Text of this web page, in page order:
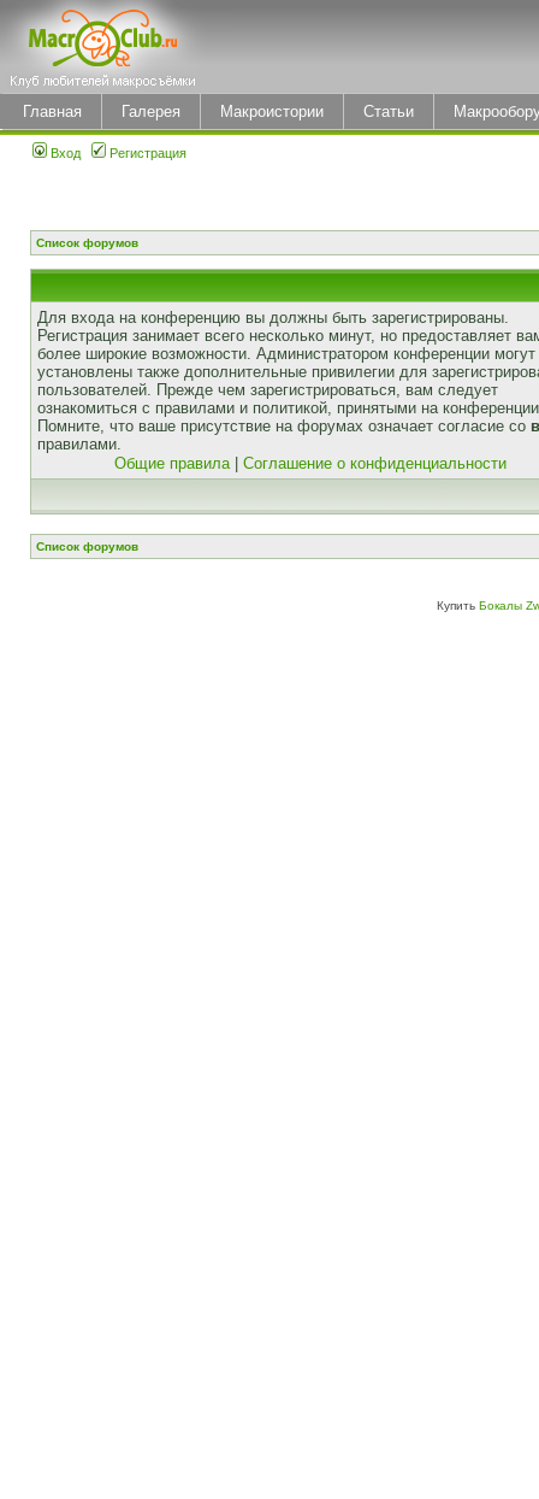
Главная Галерея Макроистории Статьи
Вход Регистрация
Список форумов
Для входа на конференцию вы должны быть зарегистрированы.
Регистрация занимает всего несколько минут, но предоставляет
более широкие возможности. Администратором конференции
установлены также дополнительные привилегии для
пользователей. Прежде чем зарегистрироваться, вам следует
ознакомиться с правилами и политикой, принятыми на
Помните, что ваше присутствие на форумах означает согласие со
правилами.
Общие правила| Соглашение о конфиденциальности
Список форумов
Купить Бокалы